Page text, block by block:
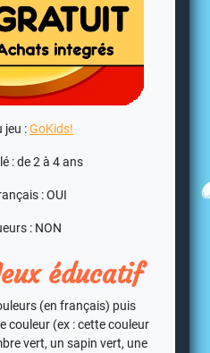
jeu :GoKids!
: de 2 à 4 ans
: OUI
: NON
éducatif
(en français) puis
couleur (ex : cette couleur
vert, un sapin vert, une